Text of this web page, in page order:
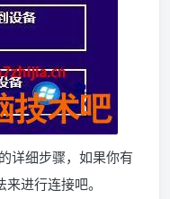
详细步骤，如果你有
进行连接吧。